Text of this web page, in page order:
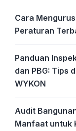
Cara
Peraturan
Panduan
dan PBG: Tips
WYKON
Audit
Manfaat untuk